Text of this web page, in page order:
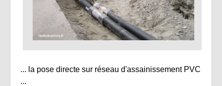
... la pose directe sur réseau d'assainissement PVC
...